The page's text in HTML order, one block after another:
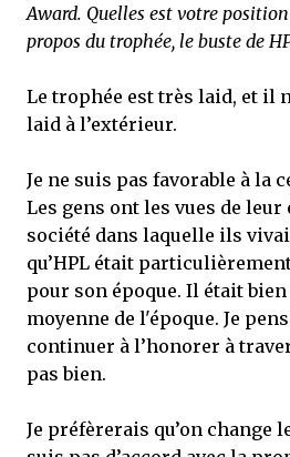
Award. Quelles est votre
propos du trophée, le buste de
Le trophée est très laid, et il
laid à l’extérieur.
Je ne suis pas favorable à la
Les gens ont les vues de leur
société dans laquelle ils
qu’HPL était
pour son époque. Il était
moyenne de l'époque. Je
continuer à l’honorer à
pas bien.
Je préfèrerais qu’on change